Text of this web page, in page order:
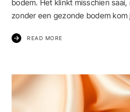
bodem. Het klinkt misschien saai,
zonder een gezonde bodem
READ MORE